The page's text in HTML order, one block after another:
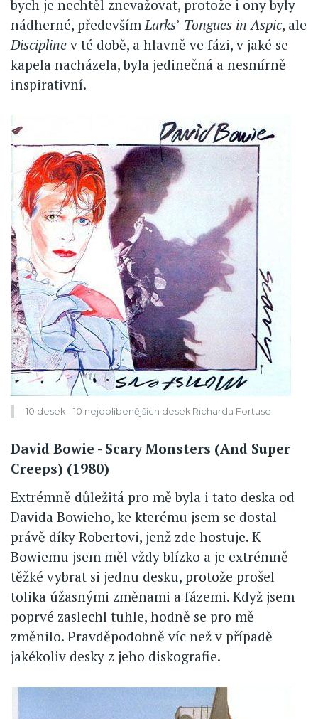
bych je nechtěl znevažovat, protože i ony byly
nádherné, především Larks’ Tongues in Aspic, ale
Discipline v té době, a hlavně ve fázi, v jaké se
kapela nacházela, byla jedinečná a nesmírně
inspirativní.
10 desek - 10 nejoblíbenějších desek Richarda Fortuse
David Bowie - Scary Monsters (And Super
Creeps) (1980)
Extrémně důležitá pro mě byla i tato deska od
Davida Bowieho, ke kterému jsem se dostal
právě díky Robertovi, jenž zde hostuje. K
Bowiemu jsem měl vždy blízko a je extrémně
těžké vybrat si jednu desku, protože prošel
tolika úžasnými změnami a fázemi. Když jsem
poprvé zaslechl tuhle, hodně se pro mě
změnilo. Pravděpodobně víc než v případě
jakékoliv desky z jeho diskografie.